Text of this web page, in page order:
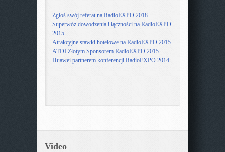
Zgłoś swój referat na RadioEXPO 2018
Superwóz dowodzenia i łączności na RadioEXPO
2015
Atrakcyjne stawki hotelowe na RadioEXPO 2015
ATDI Złotym Sponsorem RadioEXPO 2015
Huawei partnerem konferencji RadioEXPO 2014
Video